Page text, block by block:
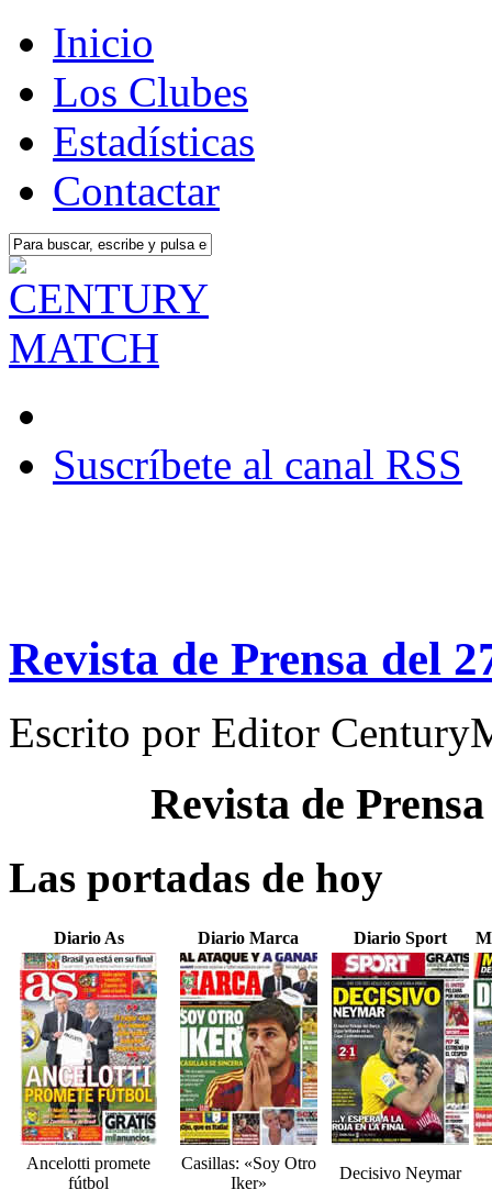
Inicio
Los Clubes
Estadísticas
Contactar
Suscríbete al canal RSS
Revista de Prensa del
Escrito por Editor
Revista de
Las portadas de hoy
Diario As Diario Marca Diario Sport
Ancelotti promete
fútbol
Casillas: «Soy Otro
Iker»
Decisivo Neymar